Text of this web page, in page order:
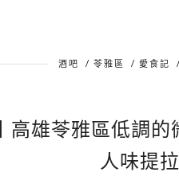
酒吧 / 苓雅區 / 愛食記 /
雄苓雅區低調
人味提